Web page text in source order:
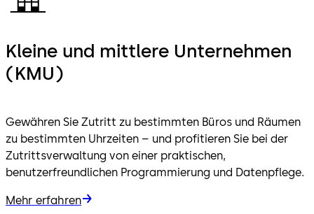
Kleine und mittlere Unternehmen
(KMU)
Gewähren Sie Zutritt zu bestimmten Büros und Räumen
zu bestimmten Uhrzeiten – und profitieren Sie bei der
Zutrittsverwaltung von einer praktischen,
benutzerfreundlichen Programmierung und Datenpflege.
Mehr erfahren